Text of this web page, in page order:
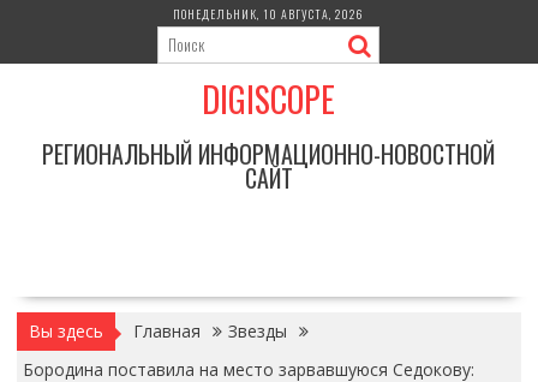
содержимому
ПОНЕДЕЛЬНИК, 10 АВГУСТА, 2026
DIGISCOPE
РЕГИОНАЛЬНЫЙ ИНФОРМАЦИОННО-НОВОСТНОЙ
САЙТ
Вы здесь Главная
Звезды
Бородина поставила на место зарвавшуюся Седокову: